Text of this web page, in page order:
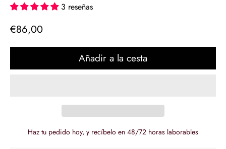
3 reseñas
Precio
€86,00
Añadir a la cesta
Haz tu pedido hoy, y recíbelo en 48/72 horas laborables